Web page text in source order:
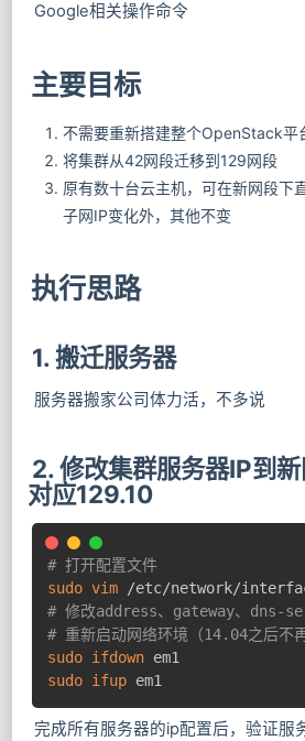
Google相关操作命令
主要目标
不需要重新搭建整个OpenStack平
将集群从42网段迁移到129网段
原有数十台云主机，可在新网段下
子网IP变化外，其他不变
执行思路
1. 搬迁服务器
服务器搬家公司体力活，不多说
2. 修改集群服务器IP到
对应129.10
# 打开配置文件
sudo vim
# 修改address、gateway、dns-
# 重新启动网络环境（14.04之后
sudo ifdown
sudo ifup em1
完成所有服务器的ip配置后，验证服